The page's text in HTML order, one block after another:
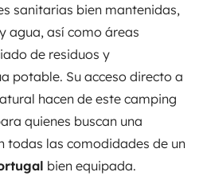
sanitarias bien mantenidas,
agua, así como áreas
de residuos y
potable. Su acceso directo a
hacen de este camping
quienes buscan una
todas las comodidades de un
bien equipada.